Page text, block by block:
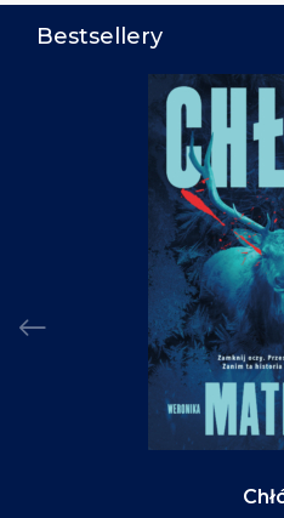
Bestsellery